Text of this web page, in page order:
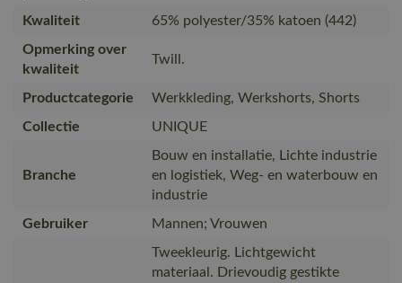
Kwaliteit
65% polyester/35% katoen (442)
Opmerking over
kwaliteit
Twill.
Productcategorie
Werkkleding, Werkshorts, Shorts
Collectie
UNIQUE
Branche
Bouw en installatie, Lichte industrie
en logistiek, Weg- en waterbouw en
industrie
Gebruiker
Mannen; Vrouwen
Tweekleurig. Lichtgewicht
materiaal. Drievoudig gestikte